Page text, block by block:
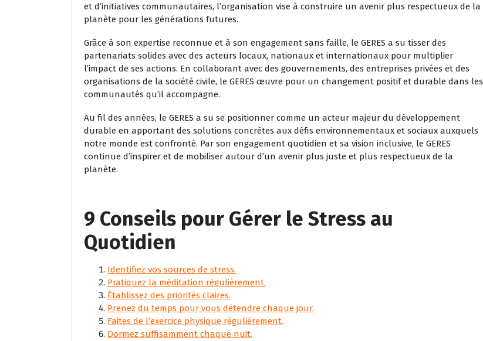
et d’initiatives communautaires, l’organisation vise à construire un avenir plus respectueux de la
planète pour les générations futures.
Grâce à son expertise reconnue et à son engagement sans faille, le GERES a su tisser des
partenariats solides avec des acteurs locaux, nationaux et internationaux pour multiplier
l’impact de ses actions. En collaborant avec des gouvernements, des entreprises privées et des
organisations de la société civile, le GERES œuvre pour un changement positif et durable dans les
communautés qu’il accompagne.
Au fil des années, le GERES a su se positionner comme un acteur majeur du développement
durable en apportant des solutions concrètes aux défis environnementaux et sociaux auxquels
notre monde est confronté. Par son engagement quotidien et sa vision inclusive, le GERES
continue d’inspirer et de mobiliser autour d’un avenir plus juste et plus respectueux de la
planète.
9 Conseils pour Gérer le Stress au
Quotidien
Identifiez vos sources de stress.
Pratiquez la méditation régulièrement.
Établissez des priorités claires.
Prenez du temps pour vous détendre chaque jour.
Faites de l’exercice physique régulièrement.
Dormez suffisamment chaque nuit.